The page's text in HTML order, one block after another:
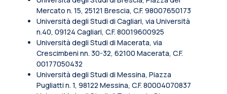
Mercato n. 15, 25121 Brescia, C.F. 98007650173
Università degli Studi di Cagliari, via Università
n.40, 09124 Cagliari, C.F. 80019600925
Università degli Studi di Macerata, via
Crescimbeni nn. 30-32, 62100 Macerata, C.F.
00177050432
Università degli Studi di Messina, Piazza
Pugliatti n. 1, 98122 Messina, C.F. 80004070837